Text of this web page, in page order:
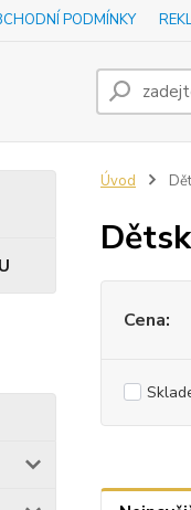
PODMÍNKY
Úvod
Cena: